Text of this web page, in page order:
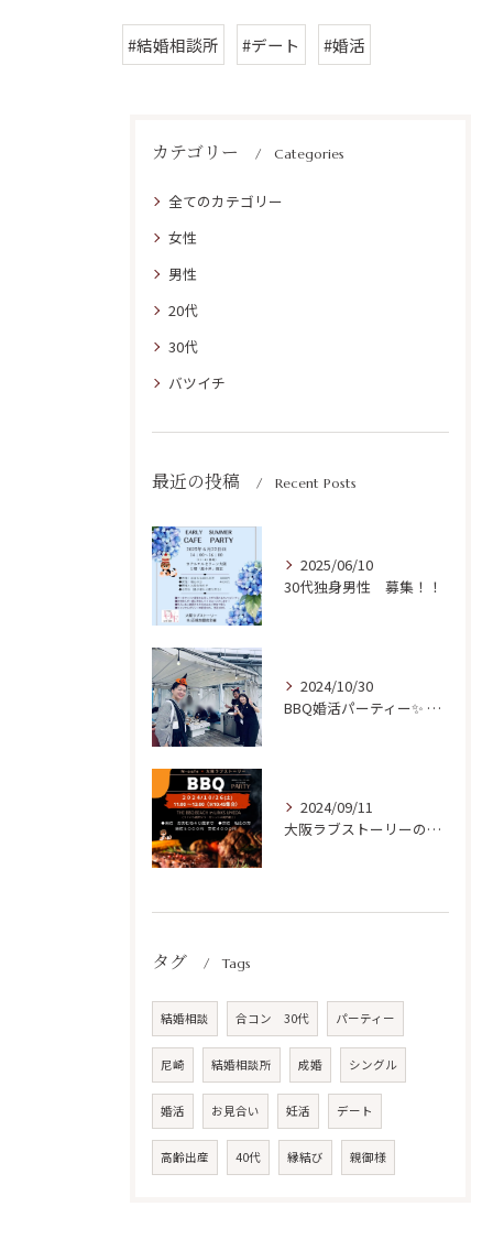
#結婚相談所 #デート #婚活
カテゴリー Categories
全てのカテゴリー
女性
男性
20代
30代
バツイチ
最近の投稿 Recent Posts
2025/06/10
30代独身男性 募集！！
2024/10/30
BBQ婚活パーティー✨ 開催ご報告！
2024/09/11
大阪ラブストーリーの初リアルParty開催✨
タグ Tags
結婚相談 合コン 30代 パーティー
尼崎 結婚相談所 成婚 シングル
婚活 お見合い 妊活 デート
高齢出産 40代 縁結び 親御様